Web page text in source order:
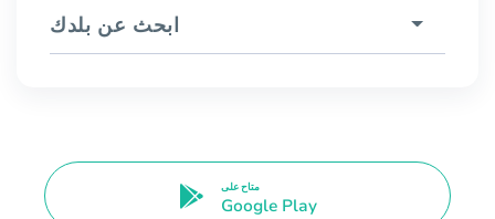
ابحث عن بلدك
متاح على
Google Play